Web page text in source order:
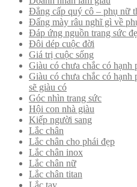
Đẳng cấp quý cô – phụ nữ
Đấng mày râu nghĩ gì về
Đáp ứng nguồn trang sức
Đôi dép cuộc đời
Giá trị cuộc sống
Giàu có chưa chắc có hạnh
Giàu có chưa chắc có hạnh
sẽ giàu có
Góc nhìn trang sức
Hội con nhà giàu
Kiếp người sang
Lắc chân
Lắc chân cho phái đẹp
Lắc chân inox
Lắc chân nữ
Lắc chân titan